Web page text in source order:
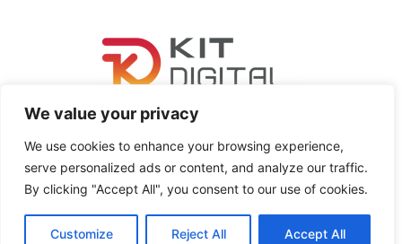
We value your privacy
We use cookies to enhance your browsing experience,
serve personalized ads or content, and analyze our traffic.
By clicking "Accept All", you consent to our use of cookies.
Customize Reject All Accept All